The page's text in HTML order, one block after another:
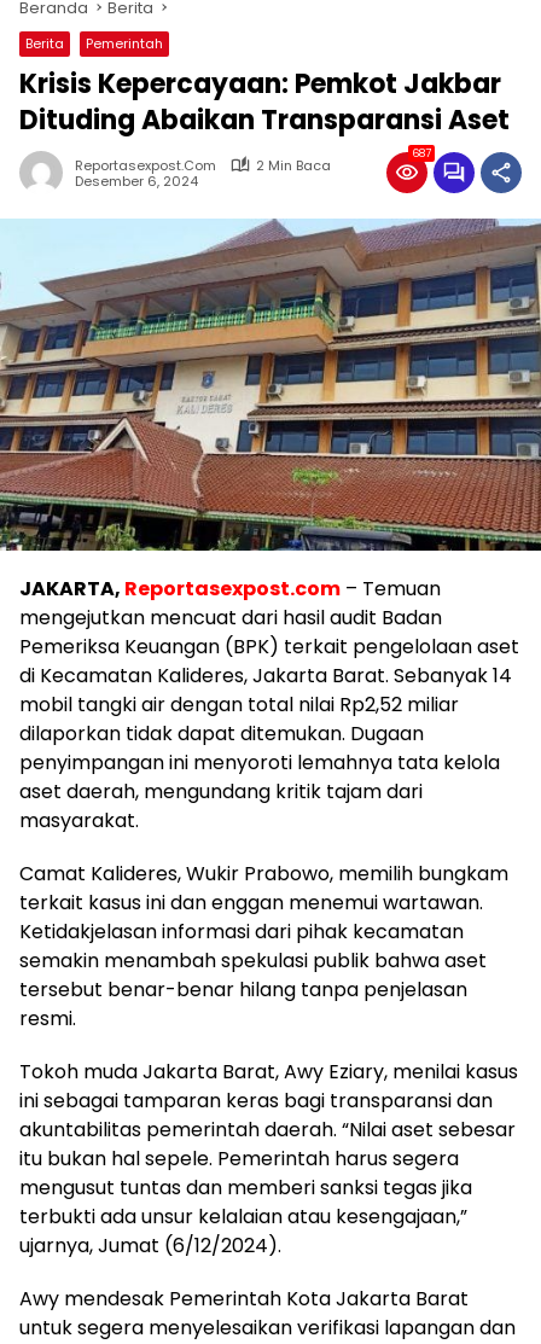
Beranda Berita
Berita Pemerintah
Krisis Kepercayaan: Pemkot Jakbar
Dituding Abaikan Transparansi Aset
Reportasexpost.com
2 Min Baca
Desember 6, 2024
687
JAKARTA, Reportasexpost.com – Temuan
mengejutkan mencuat dari hasil audit Badan
Pemeriksa Keuangan (BPK) terkait pengelolaan aset
di Kecamatan Kalideres, Jakarta Barat. Sebanyak 14
mobil tangki air dengan total nilai Rp2,52 miliar
dilaporkan tidak dapat ditemukan. Dugaan
penyimpangan ini menyoroti lemahnya tata kelola
aset daerah, mengundang kritik tajam dari
masyarakat.
Camat Kalideres, Wukir Prabowo, memilih bungkam
terkait kasus ini dan enggan menemui wartawan.
Ketidakjelasan informasi dari pihak kecamatan
semakin menambah spekulasi publik bahwa aset
tersebut benar-benar hilang tanpa penjelasan
resmi.
Tokoh muda Jakarta Barat, Awy Eziary, menilai kasus
ini sebagai tamparan keras bagi transparansi dan
akuntabilitas pemerintah daerah. “Nilai aset sebesar
itu bukan hal sepele. Pemerintah harus segera
mengusut tuntas dan memberi sanksi tegas jika
terbukti ada unsur kelalaian atau kesengajaan,”
ujarnya, Jumat (6/12/2024).
Awy mendesak Pemerintah Kota Jakarta Barat
untuk segera menyelesaikan verifikasi lapangan dan